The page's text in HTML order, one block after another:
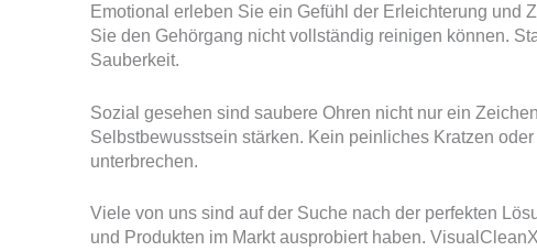
Emotional erleben Sie ein Gefühl der Erleichterung und
Sie den Gehörgang nicht vollständig reinigen können.
Sauberkeit.
Sozial gesehen sind saubere Ohren nicht nur ein
Selbstbewusstsein stärken. Kein peinliches Kratzen
unterbrechen.
Viele von uns sind auf der Suche nach der perfekten
und Produkten im Markt ausprobiert haben.